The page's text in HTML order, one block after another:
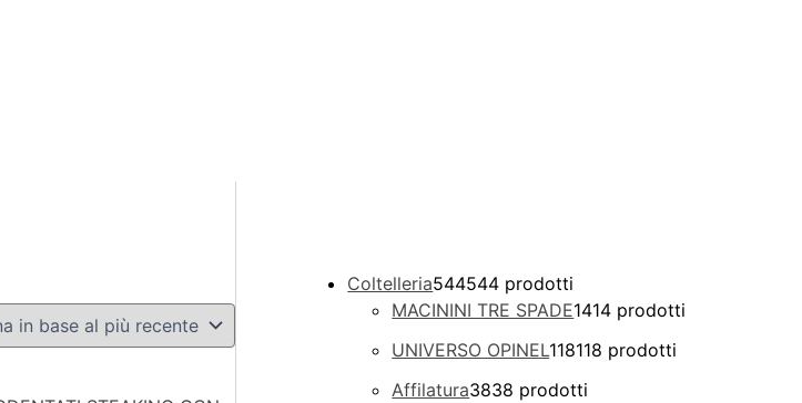
Coltelleria544544 prodotti
MACININI TRE SPADE1414 prodotti
UNIVERSO OPINEL118118 prodotti
Affilatura3838 prodotti